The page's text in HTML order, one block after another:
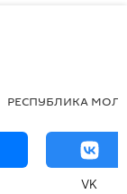
РЕСПУБЛИКА
VK